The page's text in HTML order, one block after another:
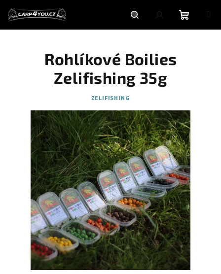
obsah
HledatPřihlášeníNákupní
Rohlíkové Boilies
Zelifishing 35g
ZELIFISHING